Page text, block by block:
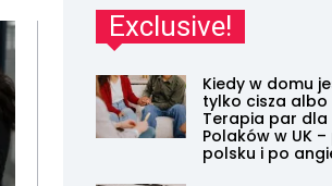
Exclusive!
Kiedy w domu
tylko cisza albo
Terapia par dla
Polaków w UK –
polsku i po